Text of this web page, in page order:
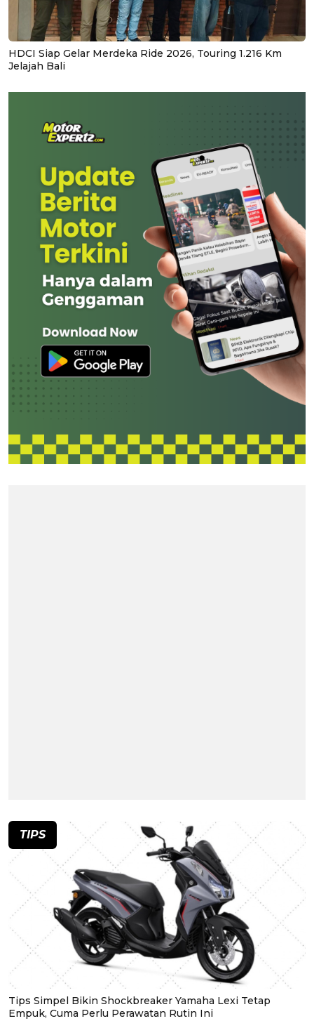
HDCI Siap Gelar Merdeka Ride 2026, Touring 1.216 Km
Jelajah Bali
TIPS
Tips Simpel Bikin Shockbreaker Yamaha Lexi Tetap
Empuk, Cuma Perlu Perawatan Rutin Ini